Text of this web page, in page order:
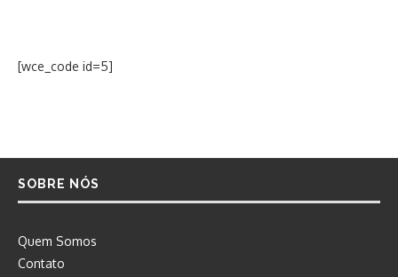
[wce_code id=5]
SOBRE NÓS
Quem Somos
Contato